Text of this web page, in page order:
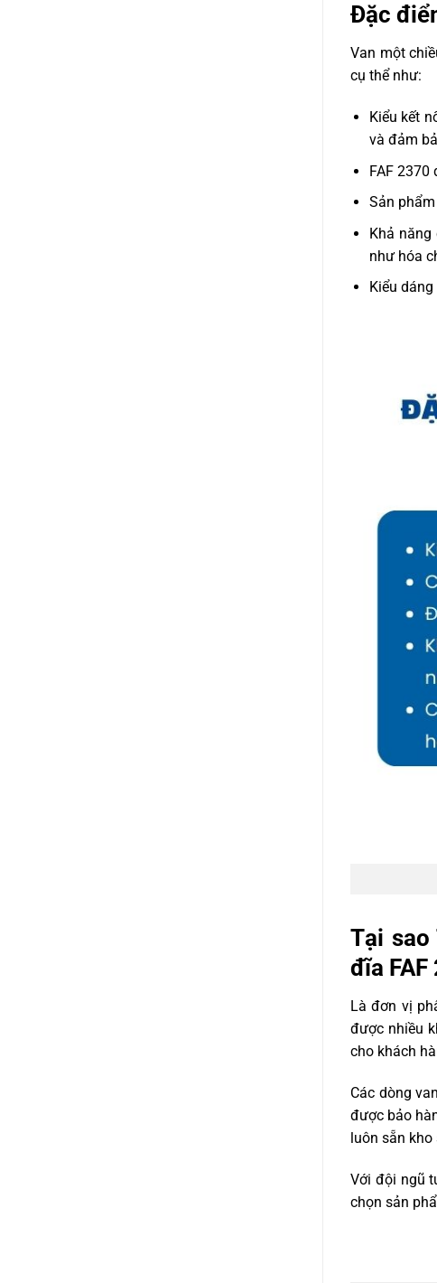
Đặc
Van một
cụ thể như:
Kiểu kết
và đảm
FAF
Sản
Khả
như hóa
Kiểu
Tại
đĩa
Là đơn vị
được nhiều
cho khách
Các dòng
được bảo
luôn sẵn
Với đội ngũ
chọn sản